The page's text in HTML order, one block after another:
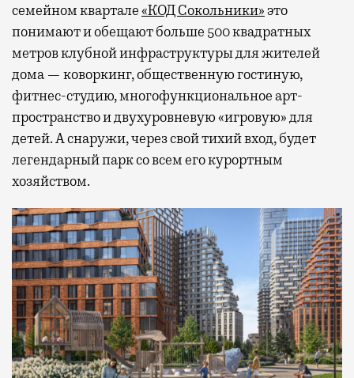
семейном квартале«КОД Сокольники»это
понимают и обещают больше 500 квадратных
метров клубной инфраструктуры для жителей
дома — коворкинг, общественную гостиную,
фитнес-студию, многофункциональное арт-
пространство и двухуровневую «игровую» для
детей. А снаружи, через свой тихий вход, будет
легендарный парк со всем его курортным
хозяйством.